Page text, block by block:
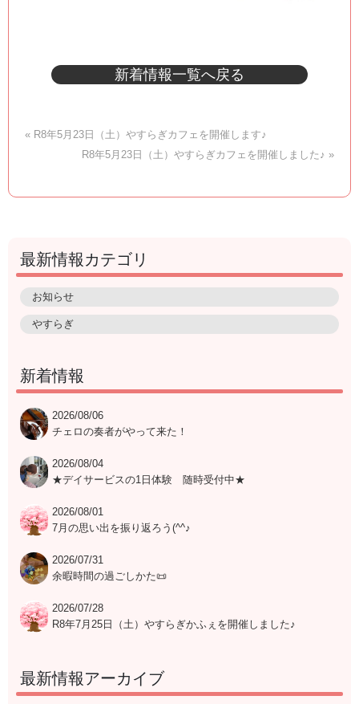
新着情報一覧へ戻る
« R8年5月23日（土）やすらぎカフェを開催します♪
R8年5月23日（土）やすらぎカフェを開催しました♪ »
最新情報カテゴリ
お知らせ
やすらぎ
新着情報
2026/08/06
チェロの奏者がやって来た！
2026/08/04
★デイサービスの1日体験 随時受付中★
2026/08/01
7月の思い出を振り返ろう(^^♪
2026/07/31
余暇時間の過ごしかた📜
2026/07/28
R8年7月25日（土）やすらぎかふぇを開催しました♪
最新情報アーカイブ